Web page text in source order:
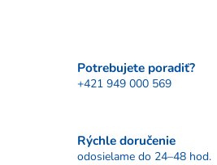
Potrebujete poradiť?
+421 949 000 569
Rýchle doručenie
odosielame do 24–48 hod.